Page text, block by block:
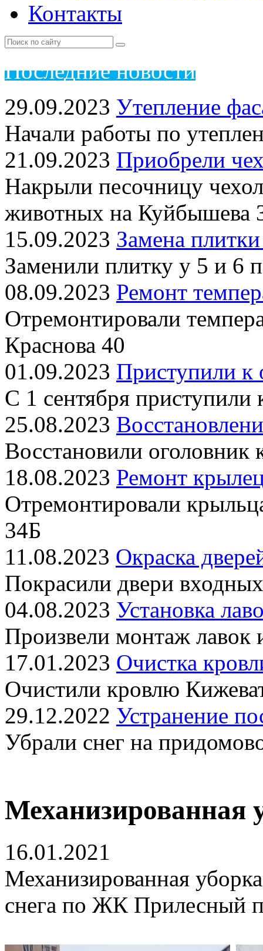
Контакты
Последние новости
29.09.2023 Утепление
Начали работы по
21.09.2023 Приобрели
Накрыли песочницу
животных на Куйбышева
15.09.2023 Замена
Заменили плитку у 5 и 6
08.09.2023 Ремонт
Отремонтировали
Краснова 40
01.09.2023 Приступили к
С 1 сентября
25.08.2023
Восстановили
18.08.2023 Ремонт
Отремонтировали
34Б
11.08.2023 Окраска
Покрасили двери
04.08.2023 Установка
Произвели монтаж
17.01.2023 Очистка
Очистили кровлю
29.12.2022 Устранение
Убрали снег на
Механизированная
16.01.2021
Механизированная
снега по ЖК Прилесный